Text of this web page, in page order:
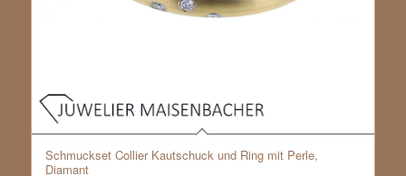
Schmuckset Collier Kautschuck und Ring mit Perle,
Diamant